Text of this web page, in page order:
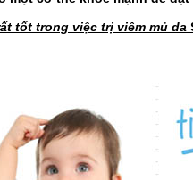
tốt trong việc trị viêm mủ da